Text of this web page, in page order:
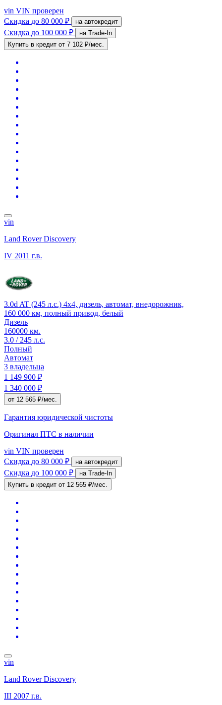
vin VIN проверен
Скидка до 80 000 ₽ на автокредит
Скидка до 100 000 ₽
на Trade-In
Купить в кредит от 7 102 ₽/мес.
vin
Land Rover Discovery
IV 2011 г.в.
3.0d AT (245 л.с.) 4x4, дизель, автомат, внедорожник,
160 000 км, полный привод, белый
Дизель
160000 км.
3.0 / 245 л.с.
Полный
Автомат
3 владельца
1 149 900 ₽
1 340 000 ₽
от 12 565 ₽/мес.
Гарантия юридической чистоты
Оригинал ПТС в наличии
vin VIN проверен
Скидка до 80 000 ₽ на автокредит
Скидка до 100 000 ₽
на Trade-In
Купить в кредит от 12 565 ₽/мес.
vin
Land Rover Discovery
III 2007 г.в.